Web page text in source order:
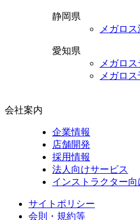
静岡県
メガロ
愛知県
メガロ
メガロ
会社案内
企業情報
店舗開発
採用情報
法人向けサービス
インストラクター向
サイトポリシー
会則・規約等